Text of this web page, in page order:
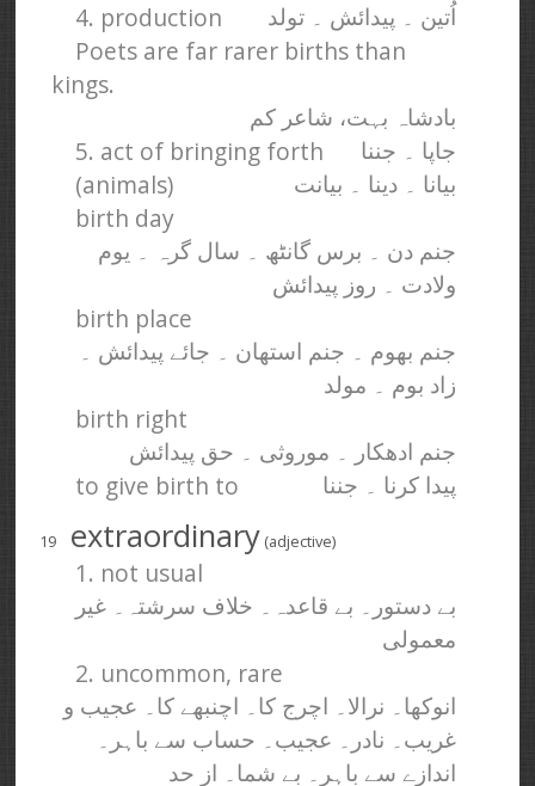
4. production اُتین ۔ پیدائش ۔ تولد
Poets are far rarer births than
kings.
بادشاہ بہت، شاعر کم
5. act of bringing forth جاپا ۔ جننا
(animals) بیانا ۔ دینا ۔ بیانت
birth day
جنم دن ۔ برس گانٹھ ۔ سال گرہ ۔ یوم
ولادت ۔ روز پیدائش
birth place
جنم بھوم ۔ جنم استھان ۔ جائے پیدائش ۔
زاد بوم ۔ مولد
birth right
جنم ادھکار ۔ موروثی ۔ حق پیدائش
to give birth to پیدا کرنا ۔ جننا
19 extraordinary (adjective)
1. not usual
بے دستور۔ بے قاعدہ۔ خلاف سرشتہ۔ غیر
معمولی
2. uncommon, rare
انوکھا۔ نرالا۔ اچرج کا۔ اچنبھے کا۔ عجیب و
غریب۔ نادر۔ عجیب۔ حساب سے باہر۔
اندازے سے باہر۔ بے شما۔ از حد